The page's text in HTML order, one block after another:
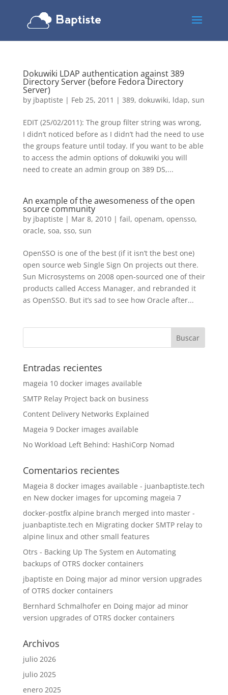
Dokuwiki LDAP authentication against 389
Directory Server (before Fedora Directory
Server)
by jbaptiste | Feb 25, 2011 | 389, dokuwiki, ldap, sun
EDIT (25/02/2011): The group filter string was wrong,
I didn’t noticed before as I didn’t had the need to use
the groups feature until today. If you want to be able
to access the admin options of dokuwiki you will
need to create an admin group on 389 DS,...
An example of the awesomeness of the open
source community
by jbaptiste | Mar 8, 2010| fail, openam, opensso,
oracle, soa, sso, sun
OpenSSO is one of the best (if it isn’t the best one)
open source web Single Sign On projects out there.
Sun Microsystems on 2008 open-sourced one of their
products called Access Manager, and rebranded it
as OpenSSO. But it’s sad to see how Oracle after...
Entradas recientes
mageia 10 docker images available
SMTP Relay Project back on business
Content Delivery Networks Explained
Mageia 9 Docker images available
No Workload Left Behind: HashiCorp Nomad
Comentarios recientes
Mageia 8 docker images available - juanbaptiste.tech
en New docker images for upcoming mageia 7
docker-postfix alpine branch merged into master -
juanbaptiste.tech en Migrating docker SMTP relay to
alpine linux and other small features
Otrs - Backing Up The System en Automating
backups of OTRS docker containers
jbaptiste en Doing major ad minor version upgrades
of OTRS docker containers
Bernhard Schmalhoferen Doing major ad minor
version upgrades of OTRS docker containers
Archivos
julio 2026
julio 2025
enero 2025